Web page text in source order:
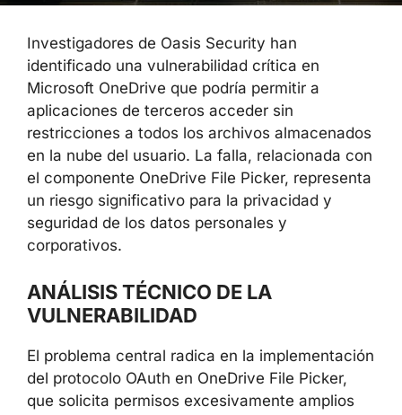
Investigadores de Oasis Security han
identificado una vulnerabilidad crítica en
Microsoft OneDrive que podría permitir a
aplicaciones de terceros acceder sin
restricciones a todos los archivos almacenados
en la nube del usuario. La falla, relacionada con
el componente OneDrive File Picker, representa
un riesgo significativo para la privacidad y
seguridad de los datos personales y
corporativos.
ANÁLISIS TÉCNICO DE LA
VULNERABILIDAD
El problema central radica en la implementación
del protocolo OAuth en OneDrive File Picker,
que solicita permisos excesivamente amplios